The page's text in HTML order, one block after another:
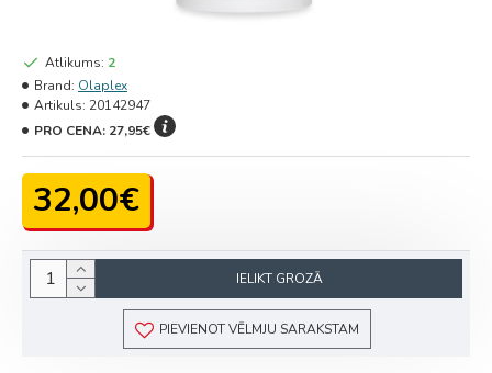
32,00€
Atlikums: 2
Brand: Olaplex
Artikuls: 20142947
PRO CENA: 27,95€
IELIKT GROZĀ
PIEVIENOT VĒLMJU SARAKSTAM